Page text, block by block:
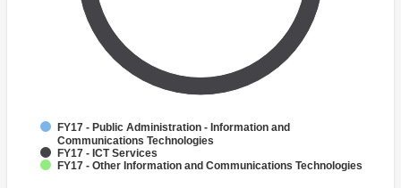
FY17 - Public Administration - Information and
Communications Technologies
FY17 - ICT Services
FY17 - Other Information and Communications Technologies